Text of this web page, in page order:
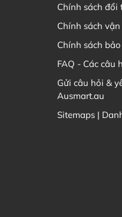
loại men tiêu hoá trong
vi sinh tự nhiên trong cơ
bởi a xít và mật.
bảo quản Men vi
Powder For Baby
nơi khô ráo thoáng mát,
sản phẩm là thực
loại thuốc chữa bệnh
Chính sách đổi
Chính sách
Chính sách
FAQ - Các câu
Gửi câu hỏi &
Ausmart.au
Sitemaps |